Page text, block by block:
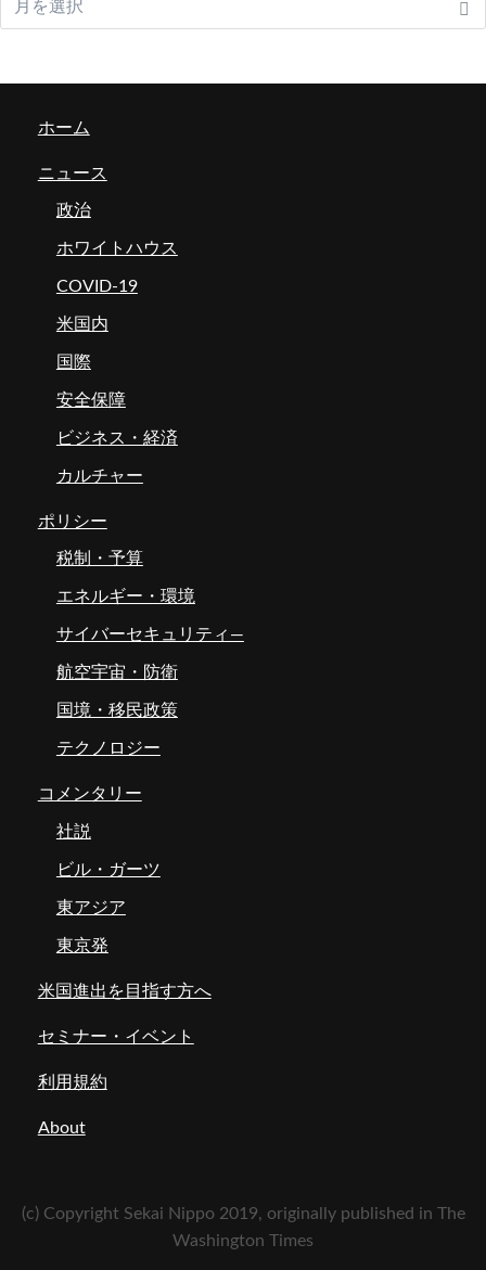
ホーム
ニュース
政治
ホワイトハウス
COVID-19
米国内
国際
安全保障
ビジネス・経済
カルチャー
ポリシー
税制・予算
エネルギー・環境
サイバーセキュリティ―
航空宇宙・防衛
国境・移民政策
テクノロジー
コメンタリー
社説
ビル・ガーツ
東アジア
東京発
米国進出を目指す方へ
セミナー・イベント
利用規約
About
(c) Copyright Sekai Nippo 2019, originally published in The
Washington Times